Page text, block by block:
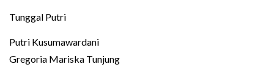
Tunggal Putri
Putri Kusumawardani
Gregoria Mariska Tunjung